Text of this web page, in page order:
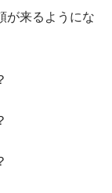
が来るようにな